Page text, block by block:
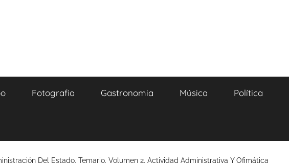
Fotografia Gastronomia Música Política
Del Estado. Temario. Volumen 2. Actividad Administrativa Y Ofimática